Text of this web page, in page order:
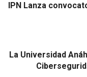
IPN Lanza
La Universidad